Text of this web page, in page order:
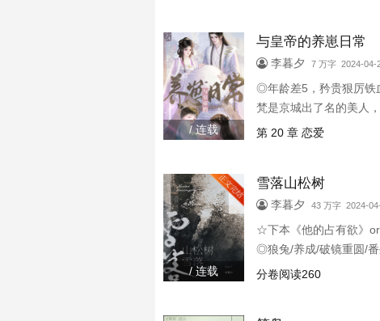
/ 连载
与皇帝的养崽日常
李暮夕 7 万字 2024-04-
◎年龄差5，矜贵狠厉铁
梵是京城出了名的美人
第 20 章 恋爱
/ 连载
雪落山松树
李暮夕 43 万字 2024-
☆下本《他的占有欲》
◎狼兔/养成/破镜重圆/番
份春晚名单，兴致勃勃
分卷阅读260